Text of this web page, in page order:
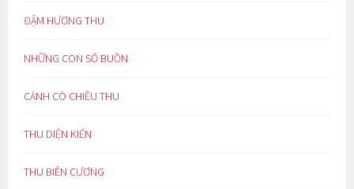
ĐẬM HƯƠNG THU
NHỮNG CON SỐ BUỒN
CÁNH CÒ CHIỀU THU
THU DIỆN KIẾN
THU BIÊN CƯƠNG